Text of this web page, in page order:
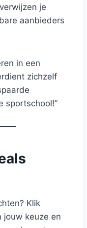
je
aanbieders
in een
zichzelf
sportschool!”
Klik
jouw keuze en